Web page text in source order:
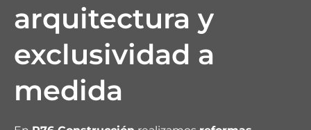
arquitectura y
exclusividad a
medida